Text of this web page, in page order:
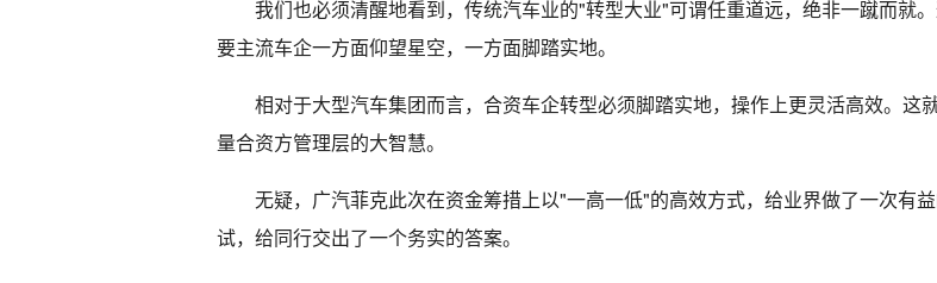
我们也必须清醒地看到，传统汽车业的"转型大业"可谓任重道远，绝非一蹴而就
要主流车企一方面仰望星空，一方面脚踏实地。
相对于大型汽车集团而言，合资车企转型必须脚踏实地，操作上更灵活高效。这
量合资方管理层的大智慧。
无疑，广汽菲克此次在资金筹措上以"一高一低"的高效方式，给业界做了一次有
试，给同行交出了一个务实的答案。